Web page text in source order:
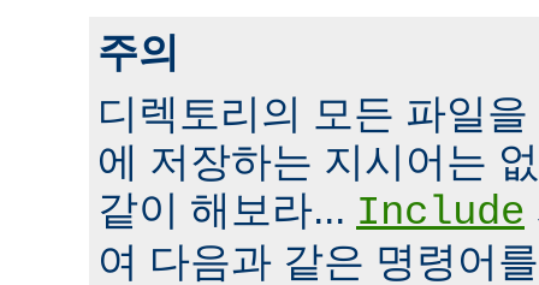
주의
디렉토리의 모든 파일
에 저장하는 지시어는
같이 해보라... Include
여 다음과 같은 명령어